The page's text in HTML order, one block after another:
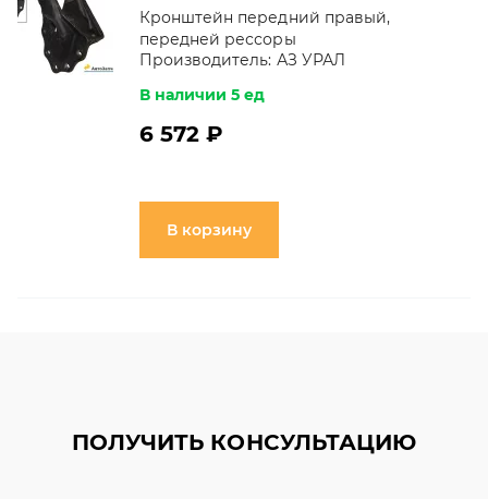
Кронштейн передний правый,
передней рессоры
Производитель: АЗ УРАЛ
В наличии 5 ед
6 572 ₽
В корзину
ПОЛУЧИТЬ КОНСУЛЬТАЦИЮ